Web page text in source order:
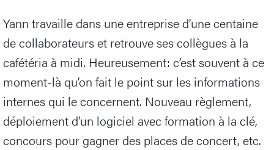
Yann travaille dans une entreprise d’une centaine
de collaborateurs et retrouve ses collègues à la
cafétéria à midi. Heureusement: c’est souvent à ce
moment-là qu’on fait le point sur les informations
internes qui le concernent. Nouveau règlement,
déploiement d’un logiciel avec formation à la clé,
concours pour gagner des places de concert, etc.